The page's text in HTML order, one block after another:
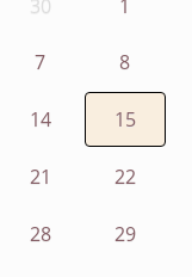
30 1
7 8
14 15
21 22
28 29